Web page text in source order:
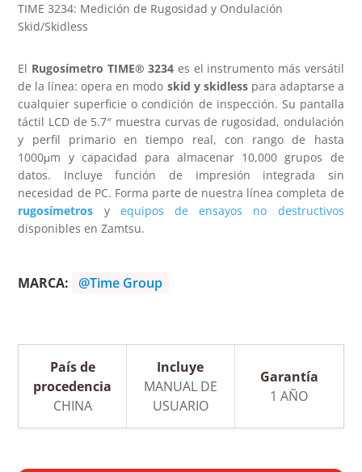
TIME 3234: Medición de Rugosidad y Ondulación
Skid/Skidless
El Rugosímetro TIME® 3234 es el instrumento más versátil
de la línea: opera en modo skid y skidlesspara adaptarse a
cualquier superficie o condición de inspección. Su pantalla
táctil LCD de 5.7″ muestra curvas de rugosidad, ondulación
y perfil primario en tiempo real, con rango de hasta
1000μm y capacidad para almacenar 10,000 grupos de
datos. Incluye función de impresión integrada sin
necesidad de PC. Forma parte de nuestra línea completa de
rugosímetros y equipos de ensayos no destructivos
disponibles en Zamtsu.
MARCA: @Time Group
País de
procedencia
CHINA
Incluye
MANUAL DE
USUARIO
Garantía
1 AÑO